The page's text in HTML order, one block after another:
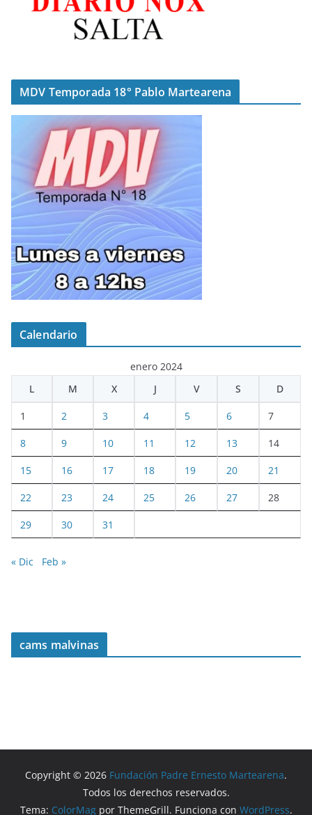
MDV Temporada 18° Pablo Martearena
Calendario
enero 2024
L
M X J V S D
1 2 3 4 5 6 7
8 9 10 11 12 13 14
15 16 17 18 19 20 21
22 23 24 25 26 27 28
29 30 31
« Dic Feb »
cams malvinas
Copyright © 2026 Fundación Padre Ernesto Martearena.
Todos los derechos reservados.
Tema: ColorMagpor ThemeGrill. Funciona con WordPress.